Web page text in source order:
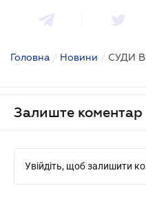
Головна / Новини / СУДИ
Залиште коментар
Увійдіть, щоб залишити